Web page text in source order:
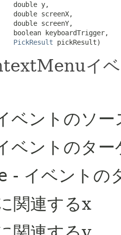
double y,
double screenX,
double screenY,
boolean keyboardTrigger,
PickResult pickResult)
イ
ベントのソー
ベントのター
- イベントの
関連するx